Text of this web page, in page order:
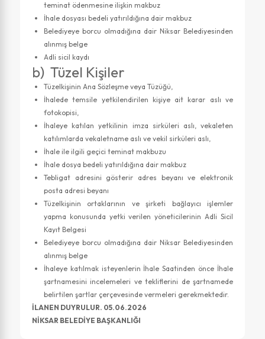
teminat ödenmesine ilişkin makbuz
İhale dosyası bedeli yatırıldığına dair makbuz
Belediyeye borcu olmadığına dair Niksar Belediyesinden
alınmış belge
Adli sicil kaydı
b) Tüzel Kişiler
Tüzelkişinin Ana Sözleşme veya Tüzüğü,
İhalede temsile yetkilendirilen kişiye ait karar aslı ve
fotokopisi,
İhaleye katılan yetkilinin imza sirküleri aslı, vekaleten
katılımlarda vekaletname aslı ve vekil sirküleri aslı,
İhale ile ilgili geçici teminat makbuzu
İhale dosya bedeli yatırıldığına dair makbuz
Tebligat adresini gösterir adres beyanı ve elektronik
posta adresi beyanı
Tüzelkişinin ortaklarının ve şirketi bağlayıcı işlemler
yapma konusunda yetki verilen yöneticilerinin Adli Sicil
Kayıt Belgesi
Belediyeye borcu olmadığına dair Niksar Belediyesinden
alınmış belge
İhaleye katılmak isteyenlerin İhale Saatinden önce İhale
şartnamesini incelemeleri ve tekliflerini de şartnamede
belirtilen şartlar çerçevesinde vermeleri gerekmektedir.
İLANEN DUYRULUR. 05.06.2026
NİKSAR BELEDİYE BAŞKANLIĞI